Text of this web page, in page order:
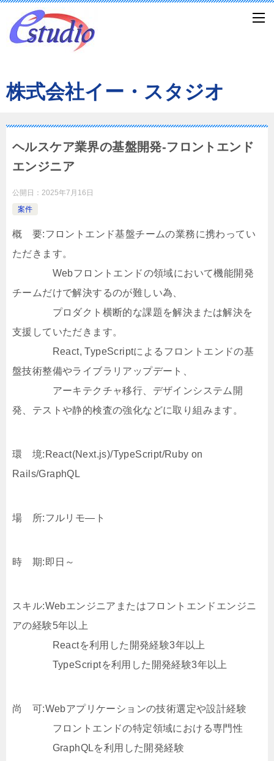
株式会社イー・スタジオ
ヘルスケア業界の基盤開発-フロントエンド
エンジニア
公開日： 2025年7月16日
案件
概 要:フロントエンド基盤チームの業務に携わってい
ただきます。
Webフロントエンドの領域において機能開発
チームだけで解決するのが難しい為、
プロダクト横断的な課題を解決または解決を
支援していただきます。
React, TypeScriptによるフロントエンドの基
盤技術整備やライブラリアップデート、
アーキテクチャ移行、デザインシステム開
発、テストや静的検査の強化などに取り組みます。
環 境:React(Next.js)/TypeScript/Ruby on
Rails/GraphQL
場 所:フルリモ―ト
時 期:即日～
スキル:Webエンジニアまたはフロントエンドエンジニ
アの経験5年以上
Reactを利用した開発経験3年以上
TypeScriptを利用した開発経験3年以上
尚 可:Webアプリケーションの技術選定や設計経験
フロントエンドの特定領域における専門性
GraphQLを利用した開発経験